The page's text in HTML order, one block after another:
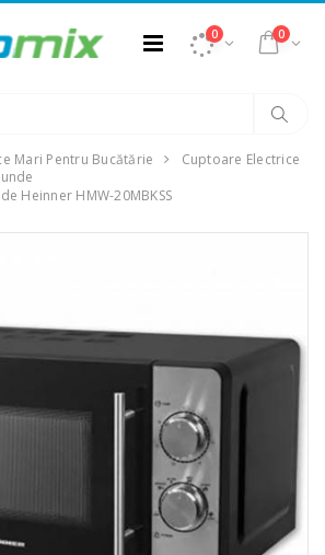
0 0
Mari Pentru Bucătărie
Cuptoare Electrice
Heinner HMW-20MBKSS